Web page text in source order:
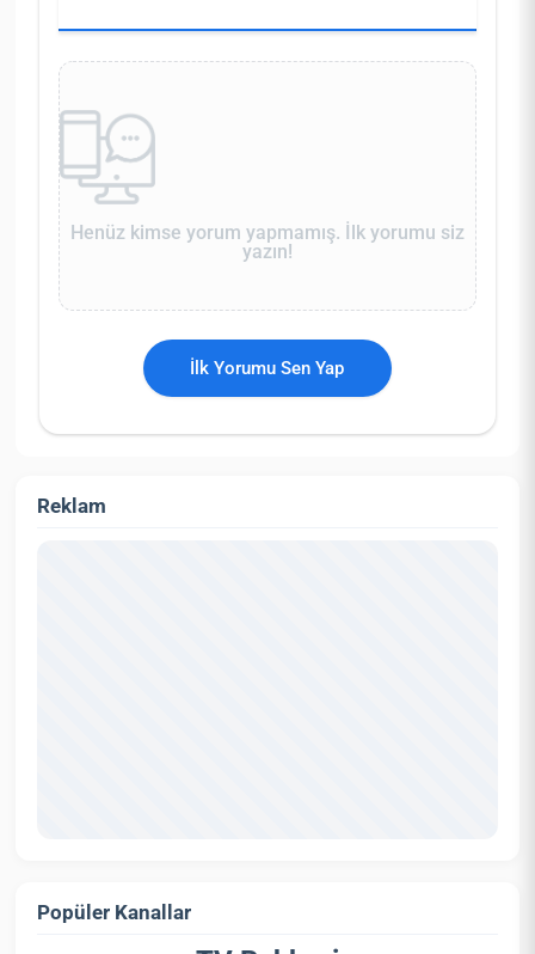
Henüz kimse yorum yapmamış. İlk yorumu siz
yazın!
İlk Yorumu Sen Yap
Reklam
Popüler Kanallar